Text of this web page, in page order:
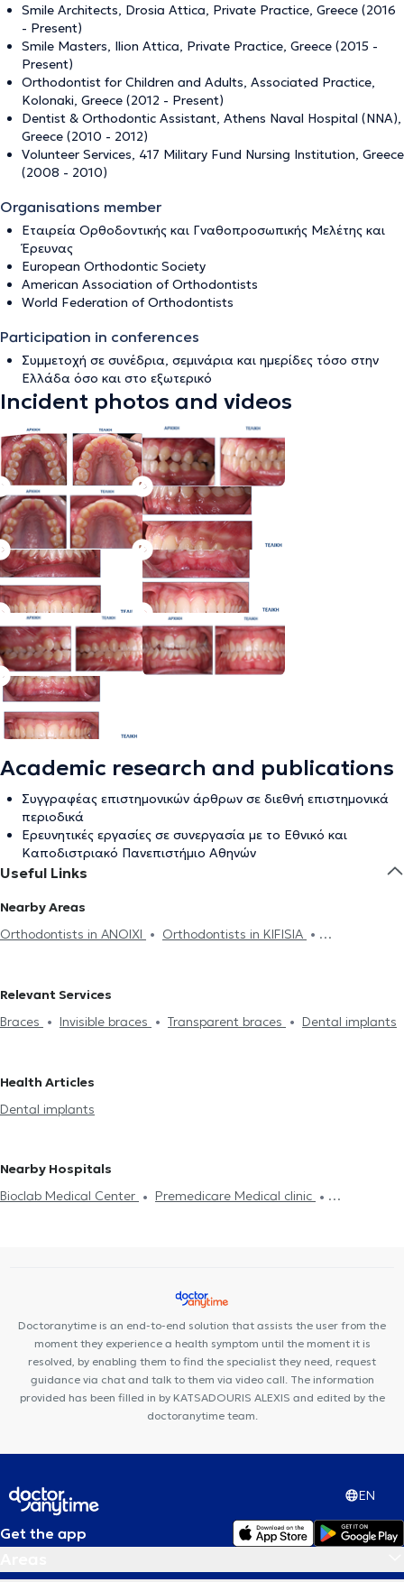
Smile Architects, Drosia Attica, Private Practice, Greece (2016
- Present)
Smile Masters, Ilion Attica, Private Practice, Greece (2015 -
Present)
Orthodontist for Children and Adults, Associated Practice,
Kolonaki, Greece (2012 - Present)
Dentist & Orthodontic Assistant, Athens Naval Hospital (NNA),
Greece (2010 - 2012)
Volunteer Services, 417 Military Fund Nursing Institution, Greece
(2008 - 2010)
Organisations member
Εταιρεία Ορθοδοντικής και Γναθοπροσωπικής Μελέτης και
Έρευνας
European Orthodontic Society
American Association of Orthodontists
World Federation of Orthodontists
Participation in conferences
Συμμετοχή σε συνέδρια, σεμινάρια και ημερίδες τόσο στην
Ελλάδα όσο και στο εξωτερικό
Incident photos and videos
Academic research and publications
Συγγραφέας επιστημονικών άρθρων σε διεθνή επιστημονικά
περιοδικά
Ερευνητικές εργασίες σε συνεργασία με το Εθνικό και
Καποδιστριακό Πανεπιστήμιο Αθηνών
Useful Links
Nearby Areas
Orthodontists in ANOIXI
Orthodontists in KIFISIA
Orthodontists in ACHARNES
Orthodontists in CHOLARGOS
Orthodontists in NEO PSYCHIKO
Orthodontists in GIZI
Relevant Services
Braces
Invisible braces Transparent braces Dental implants
Health Articles
Dental implants
Nearby Hospitals
Bioclab Medical Center
Premedicare Medical clinic
Doctoranytime is an end-to-end solution that assists the user from the
moment they experience a health symptom until the moment it is
resolved, by enabling them to find the specialist they need, request
guidance via chat and talk to them via video call. The information
provided has been filled in by KATSADOURIS ALEXIS and edited by the
doctoranytime team.
EN
Get the app